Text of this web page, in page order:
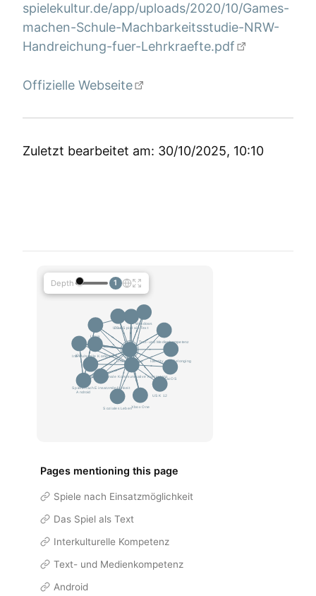
spielekultur.de/app/uploads/2020/10/Games-
machen-Schule-Machbarkeitsstudie-NRW-
Handreichung-fuer-Lehrkraefte.pdf
Offizielle Webseite
Zuletzt bearbeitet am: 30/10/2025, 10:10
Depth 1
Pages mentioning this page
Spiele nach Einsatzmöglichkeit
Das Spiel als Text
Interkulturelle Kompetenz
Text- und Medienkompetenz
Android